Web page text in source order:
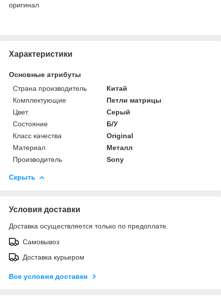
оригинал
Характеристики
Основные атрибуты
Страна производитель
Китай
Комплектующие
Петли матрицы
Цвет
Серый
Состояние
Б/У
Класс качества
Original
Материал
Металл
Производитель
Sony
Скрыть
Условия доставки
Доставка осуществляется только по предоплате.
Самовывоз
Доставка курьером
Все условия доставки